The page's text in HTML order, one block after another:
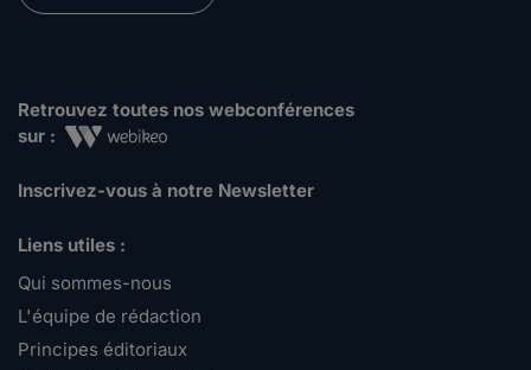
Retrouvez toutes nos webconférences
sur :
Inscrivez-vous à notre Newsletter
Liens utiles :
Qui sommes-nous
L'équipe de rédaction
Principes éditoriaux